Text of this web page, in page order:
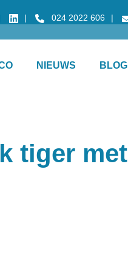
024 2022 606
NIEUWS BLOG
tiger met